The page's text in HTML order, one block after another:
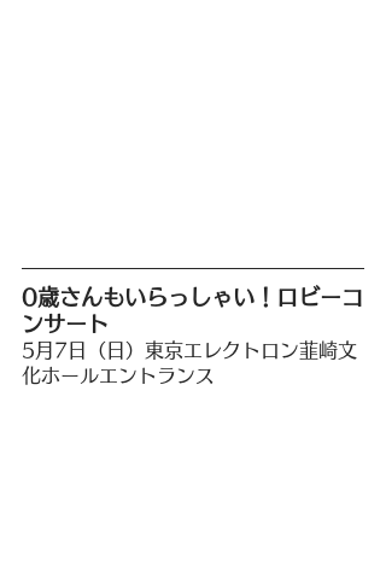
0歳さんもいらっしゃい！ロビーコ
ンサート
5月7日（日）東京エレクトロン韮崎文
化ホールエントランス